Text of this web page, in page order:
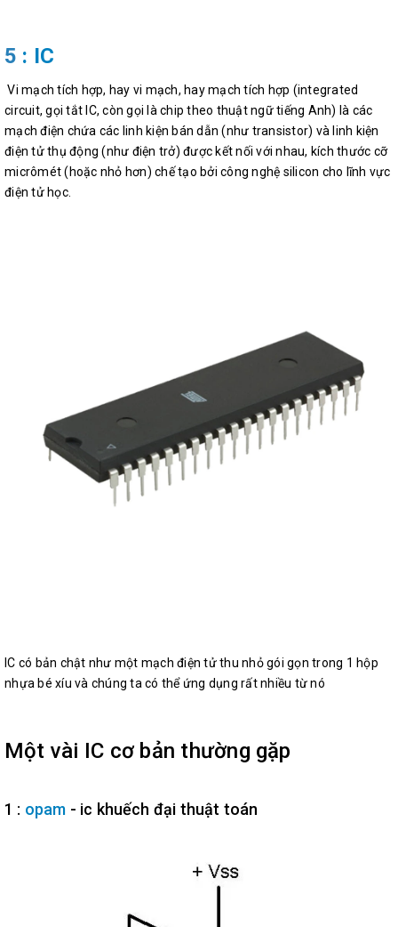
5 : IC
Vi mạch tích hợp, hay vi mạch, hay mạch tích hợp (integrated
circuit, gọi tắt IC, còn gọi là chip theo thuật ngữ tiếng Anh) là các
mạch điện chứa các linh kiện bán dẫn (như transistor) và linh kiện
điện tử thụ động (như điện trở) được kết nối với nhau, kích thước cỡ
micrômét (hoặc nhỏ hơn) chế tạo bởi công nghệ silicon cho lĩnh vực
điện tử học.
IC có bản chật như một mạch điện tử thu nhỏ gói gọn trong 1 hộp
nhựa bé xíu và chúng ta có thể ứng dụng rất nhiều từ nó
Một vài IC cơ bản thường gặp
1 : opam - ic khuếch đại thuật toán